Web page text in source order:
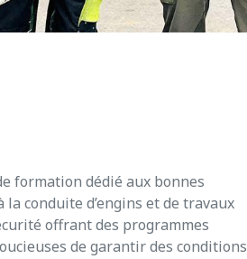
formation dédié aux bonnes
conduite d’engins et de travaux
offrant des programmes
de garantir des conditions